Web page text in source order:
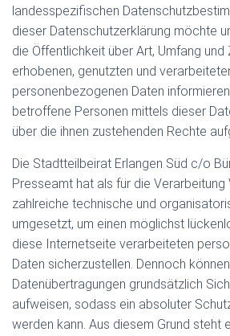
landesspezifischen
dieser Datenschutzerklärung möchte
die Öffentlichkeit über Art, Umfang
erhobenen, genutzten und
personenbezogenen Daten
betroffene Personen mittels dieser
über die ihnen zustehenden Rechte
Die Stadtteilbeirat Erlangen Süd c/o
Presseamt hat als für die
zahlreiche technische und
umgesetzt, um einen möglichst
diese Internetseite verarbeiteten
Daten sicherzustellen. Dennoch
Datenübertragungen grundsätzlich
aufweisen, sodass ein absoluter
werden kann. Aus diesem Grund steht